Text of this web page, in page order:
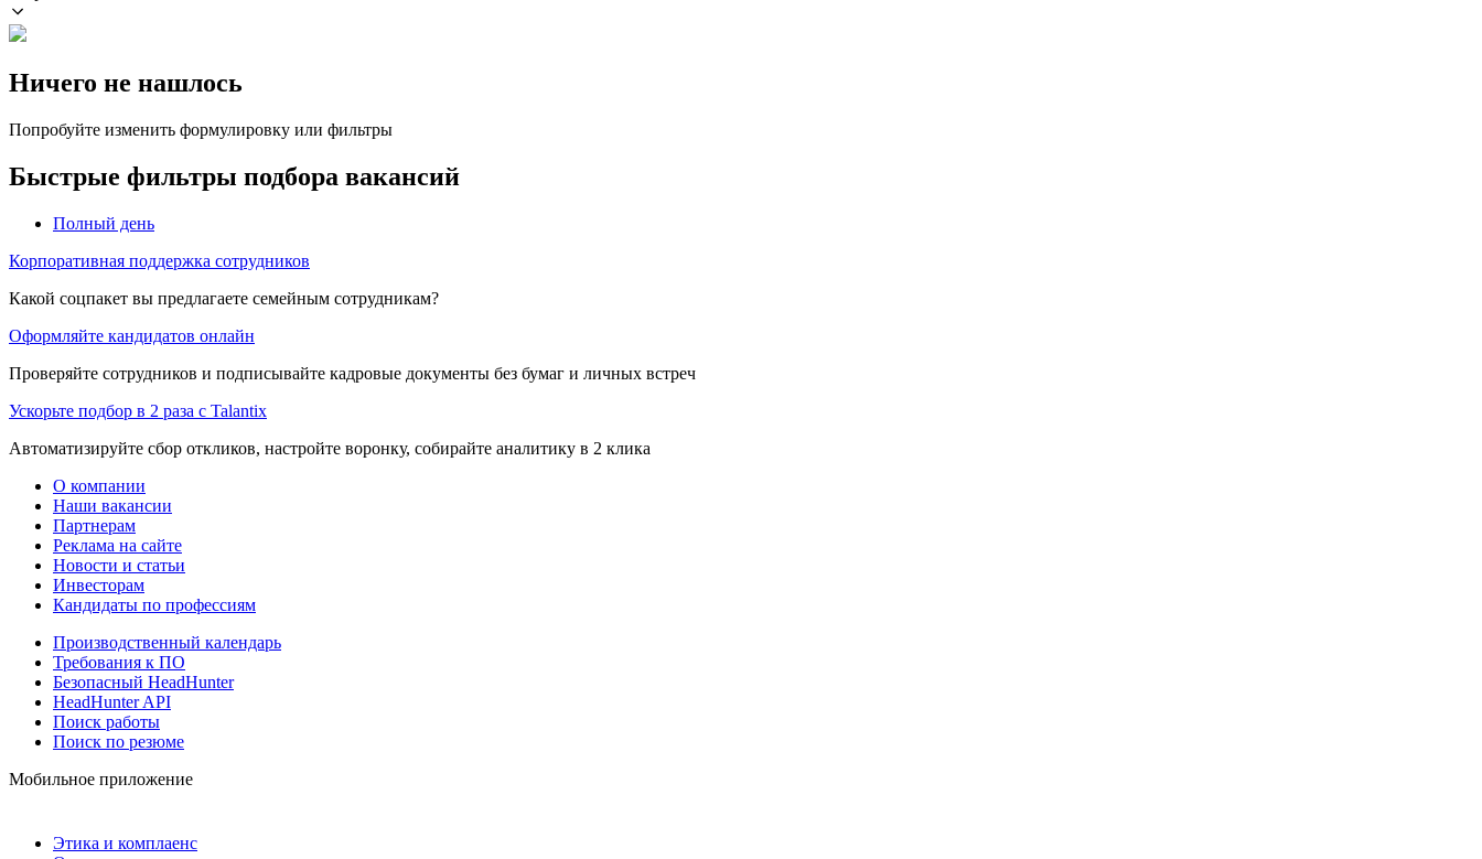
Ничего не нашлось
Попробуйте изменить формулировку или фильтры
Быстрые фильтры подбора вакансий
Полный день
Корпоративная поддержка сотрудников
Какой соцпакет вы предлагаете семейным сотрудникам?
Оформляйте кандидатов онлайн
Проверяйте сотрудников и подписывайте кадровые документы без бумаг и личных встреч
Ускорьте подбор в 2 раза с Talantix
Автоматизируйте сбор откликов, настройте воронку, собирайте аналитику в 2 клика
О компании
Наши вакансии
Партнерам
Реклама на сайте
Новости и статьи
Инвесторам
Кандидаты по профессиям
Производственный календарь
Требования к ПО
Безопасный HeadHunter
HeadHunter API
Поиск работы
Поиск по резюме
Мобильное приложение
Этика и комплаенс